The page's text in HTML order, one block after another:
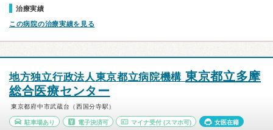
治療実績
この病院の治療実績を見る
地方独立行政法人東京都立病院機構 東京都立多摩
総合医療センター
東京都府中市武蔵台（西国分寺駅）
駐車場あり 電子決済可 マイナ受付 (スマホ可) 女医在籍